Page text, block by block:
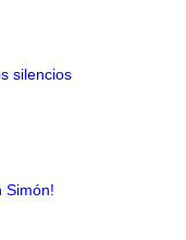
silencios
Simón!